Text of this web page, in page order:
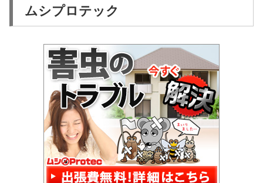
ムシプロテック